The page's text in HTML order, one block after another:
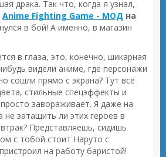
драка. Так что, когда я узнал,
Anime Fighting Game - МОД на
в бой! А именно, в магазин
в глаза, это, конечно, шикарная
видели аниме, где персонажи
сошли прямо с экрана? Тут всё
стильные спецэффекты и
завораживает. Я даже на
не затащить ли этих героев в
Представляешь, сидишь
с тобой стоит Наруто с
на работу баристой!